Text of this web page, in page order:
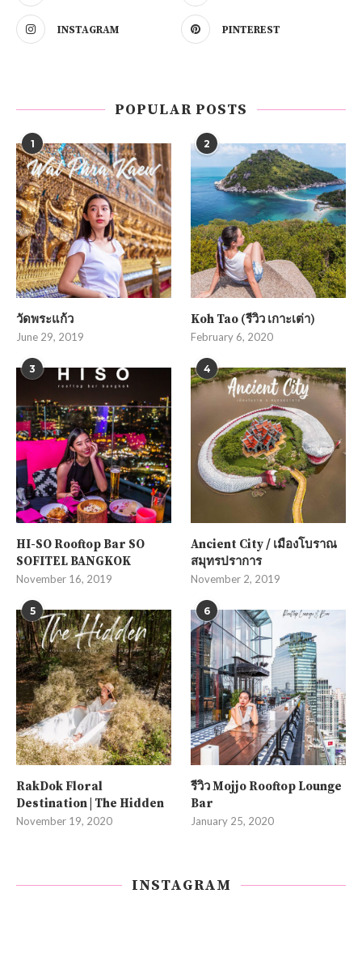
INSTAGRAM PINTEREST
POPULAR POSTS
1
วัดพระแก้ว
June 29, 2019
2
Koh Tao (รีวิว เกาะเต่า)
February 6, 2020
3
HI-SO Rooftop Bar SO
SOFITEL BANGKOK
November 16, 2019
4
Ancient City / เมืองโบราณ
สมุทรปราการ
November 2, 2019
5
RakDok Floral
Destination | The Hidden
November 19, 2020
6
รีวิว Mojjo Rooftop Lounge
Bar
January 25, 2020
INSTAGRAM